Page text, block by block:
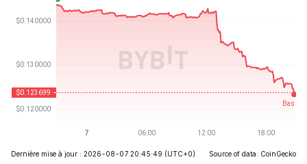
Dernière mise à jour : 2026-08-07 20:45:49 (UTC+0) Source of data: CoinGecko